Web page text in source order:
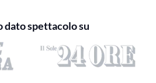
dato spettacolo su